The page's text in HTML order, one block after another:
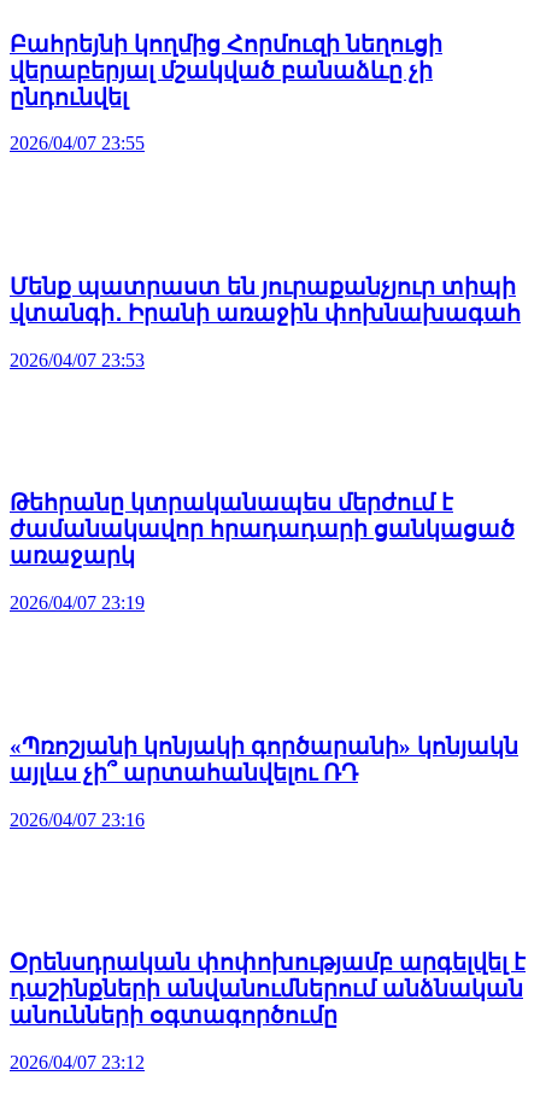
Բահրեյնի կողմից Հորմուզի նեղուցի
վերաբերյալ մշակված բանաձևը չի
ընդունվել
2026/04/07 23:55
Մենք պատրաստ են յուրաքանչյուր տիպի
վտանգի․ Իրանի առաջին փոխնախագահ
2026/04/07 23:53
Թեհրանը կտրականապես մերժում է
ժամանակավոր հրադադարի ցանկացած
առաջարկ
2026/04/07 23:19
«Պռոշյանի կոնյակի գործարանի» կոնյակն
այլևս չի՞ արտահանվելու ՌԴ
2026/04/07 23:16
Օրենսդրական փոփոխությամբ արգելվել է
դաշինքների անվանումներում անձնական
անունների օգտագործումը
2026/04/07 23:12